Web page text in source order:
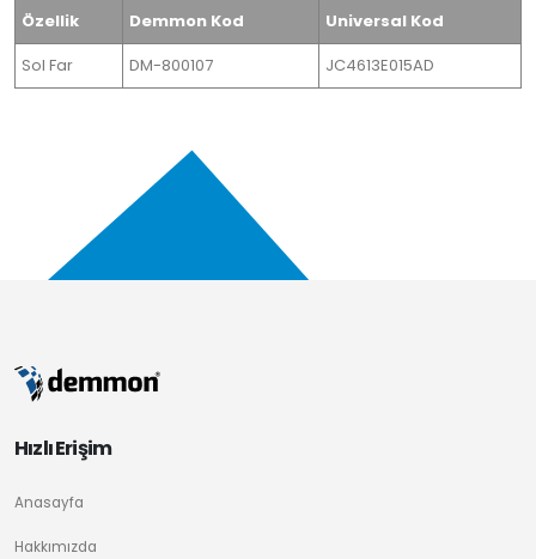
Özellik
Demmon Kod
Universal Kod
Sol Far
DM-800107 JC4613E015AD
Hızlı Erişim
Anasayfa
Hakkımızda